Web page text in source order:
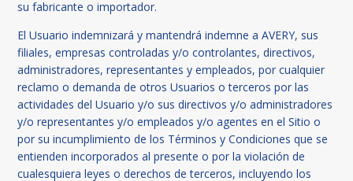
su fabricante o importador.
El Usuario indemnizará y mantendrá indemne a AVERY, sus
filiales, empresas controladas y/o controlantes, directivos,
administradores, representantes y empleados, por cualquier
reclamo o demanda de otros Usuarios o terceros por las
actividades del Usuario y/o sus directivos y/o administradores
y/o representantes y/o empleados y/o agentes en el Sitio o
por su incumplimiento de los Términos y Condiciones que se
entienden incorporados al presente o por la violación de
cualesquiera leyes o derechos de terceros, incluyendo los